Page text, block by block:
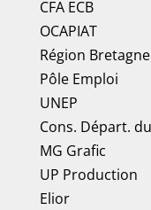
CFA ECB
OCAPIAT
Région Bretagne
Pôle Emploi
UNEP
Cons. Départ.
MG Grafic
UP Production
Elior